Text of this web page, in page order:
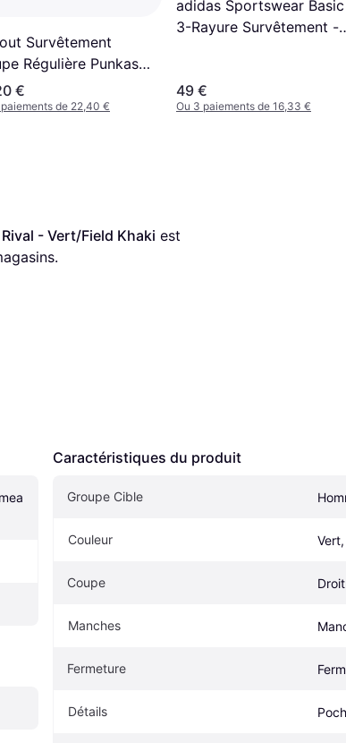
Survêtement
Régulière Punkass
€
de 22,40 €
adidas Sportswear Basic
3-Rayure Survêtement -
49 €
Ou 3 paiements de 16,33 €
- Vert/Field Khaki
Caractéristiques du produit
Groupe Cible
Couleur
Coupe Droit
Manches
Fermeture
Détails